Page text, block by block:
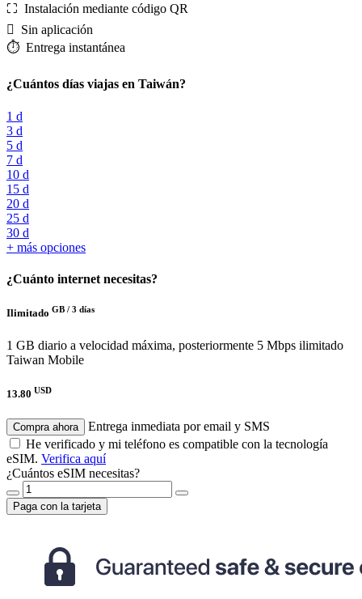
⛶️️ Instalación mediante código QR
️ Sin aplicación
⏱️️ Entrega instantánea
¿Cuántos días viajas en Taiwán?
1 d
3 d
5 d
7 d
10 d
15 d
20 d
25 d
30 d
+ más opciones
¿Cuánto internet necesitas?
Ilimitado GB / 3 días
1 GB diario a velocidad máxima, posteriormente 5 Mbps ilimitado
Taiwan Mobile
13.80 USD
Compra ahora
Entrega inmediata por email y SMS
He verificado y mi teléfono es compatible con la tecnología
eSIM. Verifica aquí
¿Cuántos eSIM necesitas?
Paga con la tarjeta